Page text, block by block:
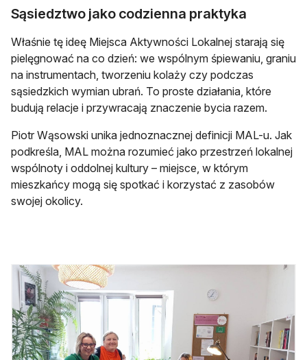
Sąsiedztwo jako codzienna praktyka
Właśnie tę ideę Miejsca Aktywności Lokalnej starają się
pielęgnować na co dzień: we wspólnym śpiewaniu, graniu
na instrumentach, tworzeniu kolaży czy podczas
sąsiedzkich wymian ubrań. To proste działania, które
budują relacje i przywracają znaczenie bycia razem.
Piotr Wąsowski unika jednoznacznej definicji MAL-u. Jak
podkreśla, MAL można rozumieć jako przestrzeń lokalnej
wspólnoty i oddolnej kultury – miejsce, w którym
mieszkańcy mogą się spotkać i korzystać z zasobów
swojej okolicy.